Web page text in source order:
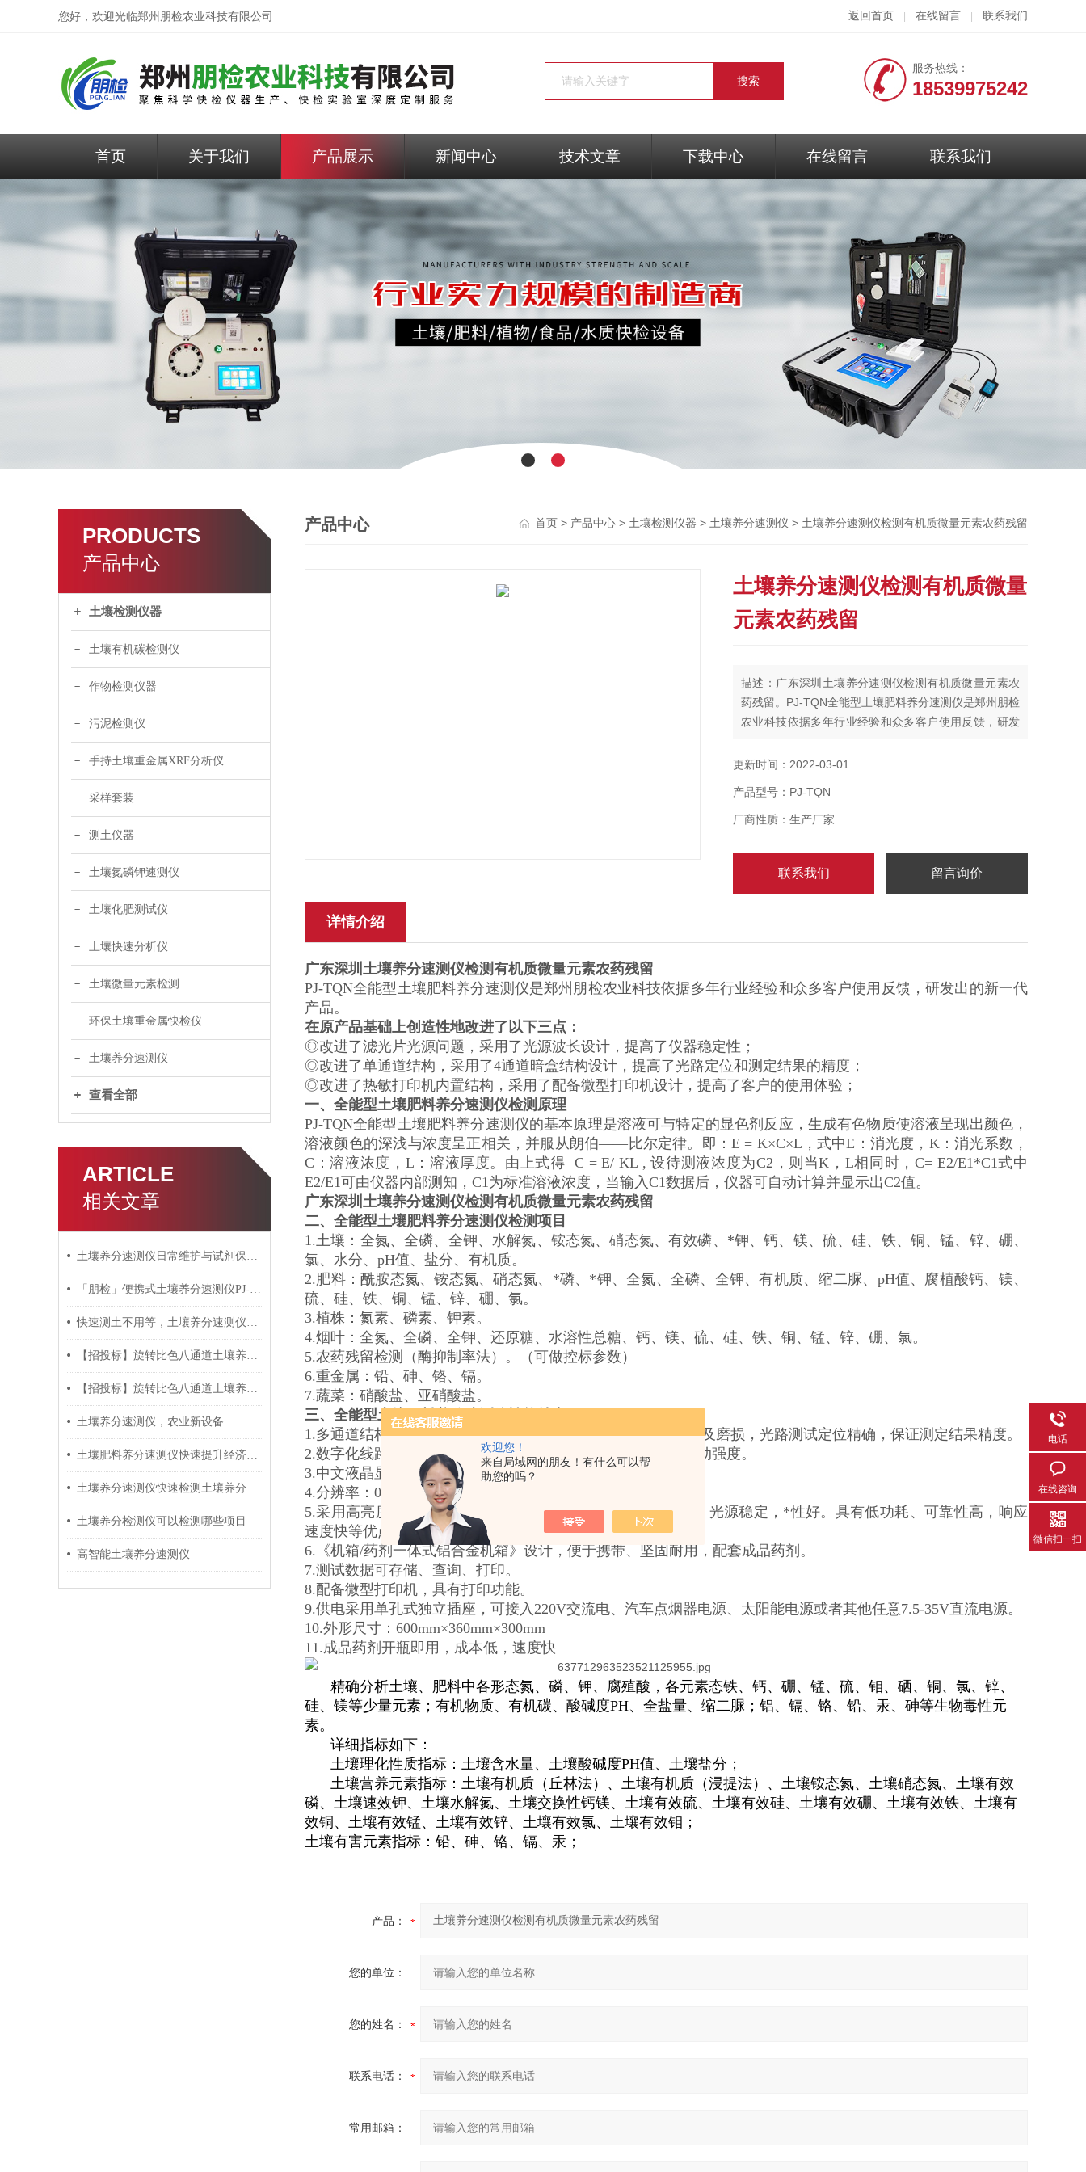
欢迎您！
来自局域网的朋友！有什么可以帮
助您的吗？
您好，欢迎光临郑州朋检农业科技有限公司 返回首页 在线留言 联系我们
服务热线：
18539975242
首页 关于我们 产品展示 新闻中心 技术文章 下载中心 在线留言 联系我们
PRODUCTS
产品中心
土壤检测仪器
土壤有机碳检测仪
作物检测仪器
污泥检测仪
手持土壤重金属XRF分析仪
采样套装
测土仪器
土壤氮磷钾速测仪
土壤化肥测试仪
土壤快速分析仪
土壤微量元素检测
环保土壤重金属快检仪
土壤养分速测仪
查看全部
ARTICLE
相关文章
土壤养分速测仪日常维护与试剂保存方法
「朋检」便携式土壤养分速测仪PJ-TSY 功能测评
快速测土不用等，土壤养分速测仪核心原理详解
【招投标】旋转比色八通道土壤养分速测仪技术参数
【招投标】旋转比色八通道土壤养分速测仪
土壤养分速测仪，农业新设备
土壤肥料养分速测仪快速提升经济效益
土壤养分速测仪快速检测土壤养分
土壤养分检测仪可以检测哪些项目
高智能土壤养分速测仪
产品中心 首页 > 产品中心 > 土壤检测仪器 > 土壤养分速测仪 > 土壤养分速测仪检测有机质微量元素农药残留
土壤养分速测仪检测有机质微量
元素农药残留
描述：广东深圳土壤养分速测仪检测有机质微量元素农
药残留。PJ-TQN全能型土壤肥料养分速测仪是郑州朋检
农业科技依据多年行业经验和众多客户使用反馈，研发
更新时间：2022-03-01
产品型号：PJ-TQN
厂商性质：生产厂家
联系我们 留言询价
详情介绍
广东深圳 土壤养分速测仪检测有机质微量元素农药残留
PJ-TQN全能型土壤肥料养分速测仪是郑州朋检农业科技依据多年行业经验和众多客户使用反馈，研发出的新一代
产品。
在原产品基础上创造性地改进了以下三点：
◎改进了滤光片光源问题，采用了光源波长设计，提高了仪器稳定性；
◎改进了单通道结构，采用了4通道暗盒结构设计，提高了光路定位和测定结果的精度；
◎改进了热敏打印机内置结构，采用了配备微型打印机设计，提高了客户的使用体验；
一、 全能型土壤肥料养分速测仪检测原理
PJ-TQN全能型土壤肥料养分速测仪的基本原理是溶液可与特定的显色剂反应，生成有色物质使溶液呈现出颜色，
溶液颜色的深浅与浓度呈正相关，并服从朗伯——比尔定律。即：E = K×C×L，式中E：消光度，K：消光系数，
C：溶液浓度，L：溶液厚度。由上式得 C = E/ KL , 设待测液浓度为C2，则当K，L相同时，C= E2/E1*C1式中
E2/E1可由仪器内部测知，C1为标准溶液浓度，当输入C1数据后，仪器可自动计算并显示出C2值。
广东深圳 土壤养分速测仪检测有机质微量元素农药残留
二、 全能型土壤肥料养分速测仪检测项目
1.土壤：全氮、全磷、全钾、水解氮、铵态氮、硝态氮、有效磷、*钾、钙、镁、硫、硅、铁、铜、锰、锌、硼、
氯、水分、pH值、盐分、有机质。
2.肥料：酰胺态氮、铵态氮、硝态氮、*磷、*钾、全氮、全磷、全钾、有机质、缩二脲、pH值、腐植酸钙、镁、
硫、硅、铁、铜、锰、锌、硼、氯。
3.植株：氮素、磷素、钾素。
4.烟叶：全氮、全磷、全钾、还原糖、水溶性总糖、钙、镁、硫、硅、铁、铜、锰、锌、硼、氯。
5.农药残留检测（酶抑制率法）。（可做控标参数）
6.重金属：铅、砷、铬、镉。
7.蔬菜：硝酸盐、亚硝酸盐。
三、全能型土壤肥料养分速测仪性能特点
1.多通道结构设计，暗盒部分采用4通道结构设计，无机械位移及磨损，光路测试定位精确，保证测定结果精度。
2.数字化线路、程序化设计，zui大程度降低操作者的失误和劳动强度。
3.中文液晶显示器，操作及读取数据方便直观。
4.分辨率：0.001，触摸式按键。
5.采用高亮度 LED 灯作为光源，硅半导体作为信号接收系统。光源稳定，*性好。具有低功耗、可靠性高，响应
速度快等优点。
6.《机箱/药剂一体式铝合金机箱》设计，便于携带、坚固耐用，配套成品药剂。
7.测试数据可存储、查询、打印。
8.配备微型打印机，具有打印功能。
9.供电采用单孔式独立插座，可接入220V交流电、汽车点烟器电源、太阳能电源或者其他任意7.5-35V直流电源。
10.外形尺寸：600mm×360mm×300mm
11.成品药剂开瓶即用，成本低，速度快
精确分析土壤、肥料中各形态氮、磷、钾、腐殖酸，各元素态铁、钙、硼、锰、硫、钼、硒、铜、氯、锌、
硅、镁等少量元素；有机物质、有机碳、酸碱度PH、全盐量、缩二脲；铝、镉、铬、铅、汞、砷等生物毒性元
素。
详细指标如下：
土壤理化性质指标：土壤含水量、土壤酸碱度PH值、土壤盐分；
土壤营养元素指标：土壤有机质（丘林法）、土壤有机质（浸提法）、土壤铵态氮、土壤硝态氮、土壤有效
磷、土壤速效钾、土壤水解氮、土壤交换性钙镁、土壤有效硫、土壤有效硅、土壤有效硼、土壤有效铁、土壤有
效铜、土壤有效锰、土壤有效锌、土壤有效氯、土壤有效钼；
土壤有害元素指标：铅、砷、铬、镉、汞；
产品：
您的单位：
您的姓名：
联系电话：
常用邮箱：
电话
在线咨询
微信扫一扫